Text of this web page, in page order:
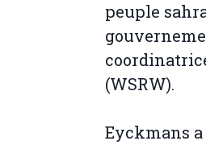
peuple
(WSRW).
Eyckmans